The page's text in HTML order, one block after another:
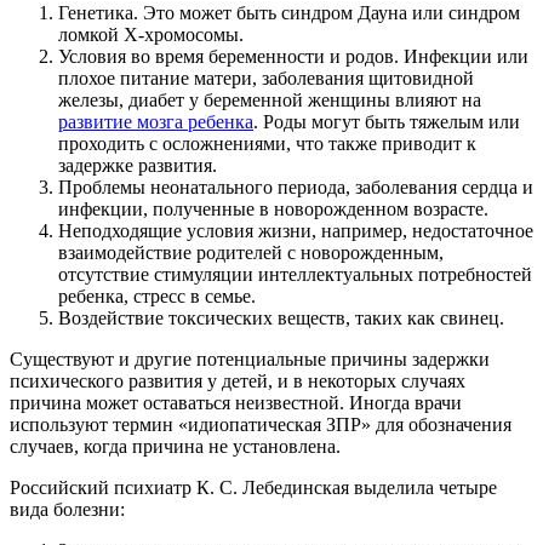
Генетика. Это может быть синдром Дауна или синдром
ломкой Х-хромосомы.
Условия во время беременности и родов. Инфекции или
плохое питание матери, заболевания щитовидной
железы, диабет у беременной женщины влияют на
развитие мозга ребенка. Роды могут быть тяжелым или
проходить с осложнениями, что также приводит к
задержке развития.
Проблемы неонатального периода, заболевания сердца и
инфекции, полученные в новорожденном возрасте.
Неподходящие условия жизни, например, недостаточное
взаимодействие родителей с новорожденным,
отсутствие стимуляции интеллектуальных потребностей
ребенка, стресс в семье.
Воздействие токсических веществ, таких как свинец.
Существуют и другие потенциальные причины задержки
психического развития у детей, и в некоторых случаях
причина может оставаться неизвестной. Иногда врачи
используют термин «идиопатическая ЗПР» для обозначения
случаев, когда причина не установлена.
Российский психиатр К. С. Лебединская выделила четыре
вида болезни: